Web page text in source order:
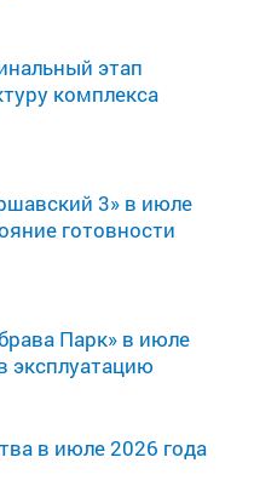
этап
комплекса
3» в июле
готовности
Парк» в июле
эксплуатацию
в июле 2026 года